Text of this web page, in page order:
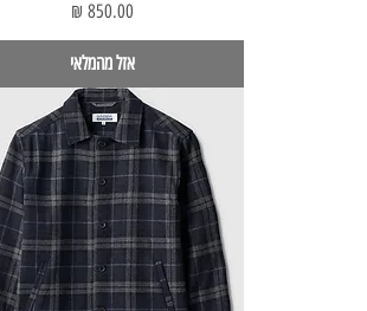
מחיר
אזל מהמלאי